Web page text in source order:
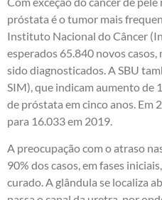
próstata é o tumor mais
Instituto Nacional do Câncer
esperados 65.840 novos
sido diagnosticados. A SBU
SIM), que indicam aumento de
de próstata em cinco anos. Em
para 16.033 em 2019.
A preocupação com o atraso
90% dos casos, em fases
curado. A glândula se localiza